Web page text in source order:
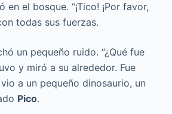
en el bosque. “¡Tico! ¡Por favor,
todas sus fuerzas.
un pequeño ruido. “¿Qué fue
y miró a su alrededor. Fue
a un pequeño dinosaurio, un
Pico.